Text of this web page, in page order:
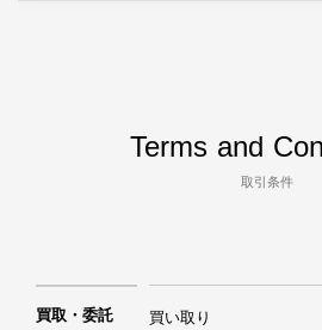
Terms and
取引条件
買取・委託 買い取り